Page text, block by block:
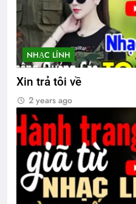
NHẠC LÍNH
Xin trả tôi về
2 years ago